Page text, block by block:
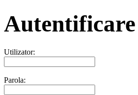
Autentificare
Utilizator:
Parola: